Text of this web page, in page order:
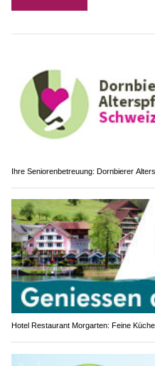
Ihre Seniorenbetreuung: Dornbierer
Hotel Restaurant Morgarten: Feine